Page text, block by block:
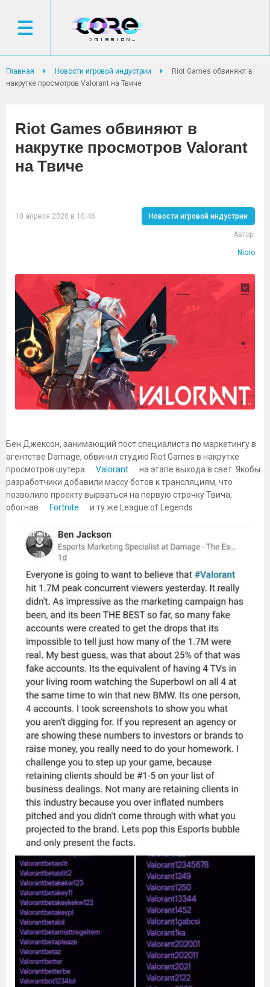
Главная Новости игровой индустрии
Riot Games обвиняют в
накрутке просмотров Valorant на Твиче
Riot Games обвиняют в
накрутке просмотров Valorant
на Твиче
10 апреля 2020 в 10:46 Новости игровой индустрии
Автор:
Nioro
Бен Джексон, занимающий пост специалиста по маркетингу в
агентстве Damage, обвинил студию Riot Games в накрутке
просмотров шутера
Valorant
на этапе выхода в свет. Якобы
разработчики добавили массу ботов к трансляциям, что
позволило проекту вырваться на первую строчку Твича,
обогнав
Fortnite и ту же League of Legends.